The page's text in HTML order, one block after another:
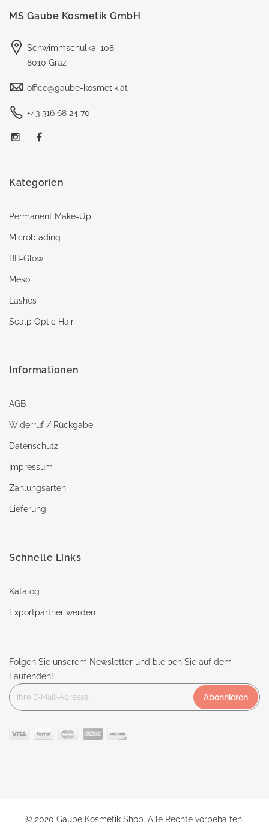
MS Gaube Kosmetik GmbH
Schwimmschulkai 108
8010 Graz
office@gaube-kosmetik.at
+43 316 68 24 70
Kategorien
Permanent Make-Up
Microblading
BB-Glow
Meso
Lashes
Scalp Optic Hair
Informationen
AGB
Widerruf / Rückgabe
Datenschutz
Impressum
Zahlungsarten
Lieferung
Schnelle Links
Katalog
Exportpartner werden
Folgen Sie unserem Newsletter und bleiben Sie auf dem
Laufenden!
Abonnieren
© 2020 Gaube Kosmetik Shop. Alle Rechte vorbehalten.